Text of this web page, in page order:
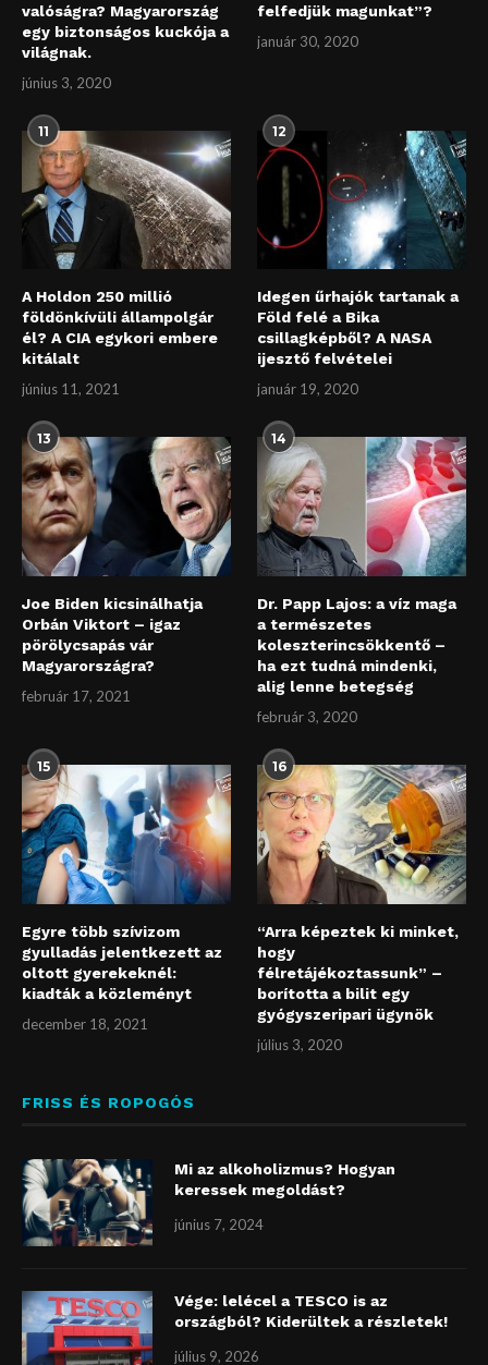
valóságra? Magyarország
egy biztonságos kuckója a
világnak.
június 3, 2020
felfedjük magunkat”?
január 30, 2020
11
A Holdon 250 millió
földönkívüli állampolgár
él? A CIA egykori embere
kitálalt
június 11, 2021
12
Idegen űrhajók tartanak a
Föld felé a Bika
csillagképből? A NASA
ijesztő felvételei
január 19, 2020
13
Joe Biden kicsinálhatja
Orbán Viktort – igaz
pörölycsapás vár
Magyarországra?
február 17, 2021
14
Dr. Papp Lajos: a víz maga
a természetes
koleszterincsökkentő –
ha ezt tudná mindenki,
alig lenne betegség
február 3, 2020
15
Egyre több szívizom
gyulladás jelentkezett az
oltott gyerekeknél:
kiadták a közleményt
december 18, 2021
16
“Arra képeztek ki minket,
hogy
félretájékoztassunk” –
borította a bilit egy
gyógyszeripari ügynök
július 3, 2020
FRISS ÉS ROPOGÓS
Mi az alkoholizmus? Hogyan
keressek megoldást?
június 7, 2024
Vége: lelécel a TESCO is az
országból? Kiderültek a részletek!
július 9, 2026